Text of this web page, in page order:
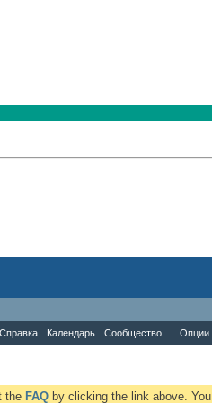
Справка Календарь Сообщество Опции
the FAQ by clicking the link above.